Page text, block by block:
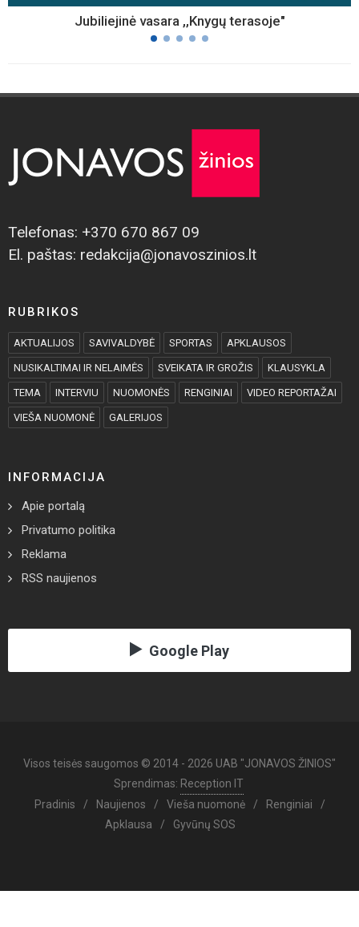
Jubiliejinė vasara ,,Knygų terasoje"
Telefonas: +370 670 867 09
El. paštas: redakcija@jonavoszinios.lt
RUBRIKOS
AKTUALIJOS SAVIVALDYBĖ SPORTAS APKLAUSOS
NUSIKALTIMAI IR NELAIMĖS SVEIKATA IR GROŽIS KLAUSYKLA
TEMA INTERVIU NUOMONĖS RENGINIAI VIDEO REPORTAŽAI
VIEŠA NUOMONĖ GALERIJOS
INFORMACIJA
Apie portalą
Privatumo politika
Reklama
RSS naujienos
Google Play
Visos teisės saugomos © 2014 - 2026 UAB "JONAVOS ŽINIOS"
Sprendimas: Reception IT
Pradinis
/ Naujienos / Vieša nuomonė / Renginiai
/
Apklausa
/ Gyvūnų SOS